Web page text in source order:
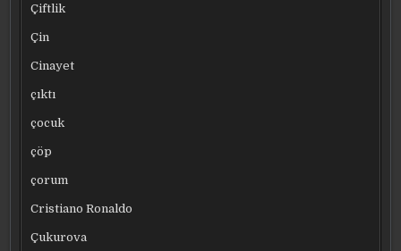
Çiftlik
Çin
Cinayet
çıktı
çocuk
çöp
çorum
Cristiano Ronaldo
Çukurova